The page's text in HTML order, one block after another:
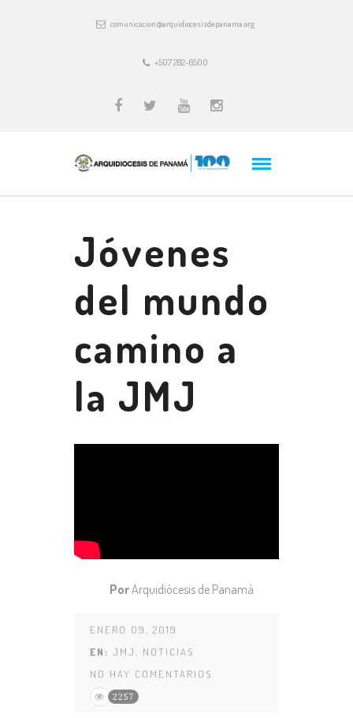
comunicacion@arquidiocesisdepanama.org
+507 282-6500
Jóvenes
del mundo
camino a
la JMJ
PorArquidiócesis de Panamá
ENERO 09, 2019
EN: JMJ, NOTICIAS
NO HAY COMENTARIOS
2257